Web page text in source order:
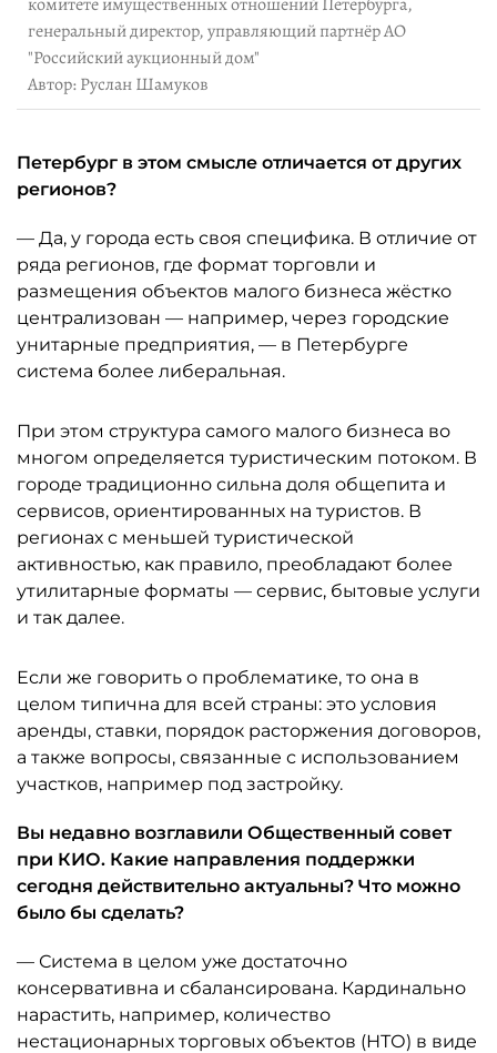
генеральный директор, управляющий партнёр АО
"Российский аукционный дом"
Автор: Руслан Шамуков
Петербург в этом смысле отличается от других
регионов?
— Да, у города есть своя специфика. В отличие от
ряда регионов, где формат торговли и
размещения объектов малого бизнеса жёстко
централизован — например, через городские
унитарные предприятия, — в Петербурге
система более либеральная.
При этом структура самого малого бизнеса во
многом определяется туристическим потоком. В
городе традиционно сильна доля общепита и
сервисов, ориентированных на туристов. В
регионах с меньшей туристической
активностью, как правило, преобладают более
утилитарные форматы — сервис, бытовые услуги
и так далее.
Если же говорить о проблематике, то она в
целом типична для всей страны: это условия
аренды, ставки, порядок расторжения договоров,
а также вопросы, связанные с использованием
участков, например под застройку.
Вы недавно возглавили Общественный совет
при КИО. Какие направления поддержки
сегодня действительно актуальны? Что можно
было бы сделать?
— Система в целом уже достаточно
консервативна и сбалансирована. Кардинально
нарастить, например, количество
нестационарных торговых объектов (НТО) в виде